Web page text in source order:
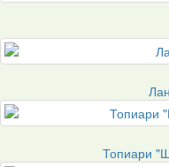
Топиари